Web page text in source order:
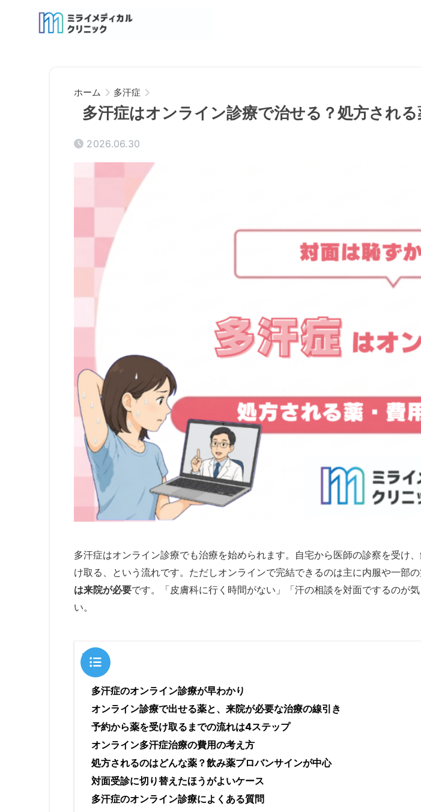
ホーム 多汗症
多汗症はオンライン診療で治せる？処方され
2026.06.30
多汗症はオンライン診療でも治療を始められます。自宅から医師の診察を受け
け取る、という流れです。ただしオンラインで完結できるのは主に内服や一部の
は来院が必要です。「皮膚科に行く時間がない」「汗の相談を対面でするのが
い。
目次
多汗症のオンライン診療が早わかり
オンライン診療で出せる薬と、来院が必要な治療の線引き
予約から薬を受け取るまでの流れは4ステップ
オンライン多汗症治療の費用の考え方
処方されるのはどんな薬？飲み薬プロバンサインが中心
対面受診に切り替えたほうがよいケース
多汗症のオンライン診療によくある質問